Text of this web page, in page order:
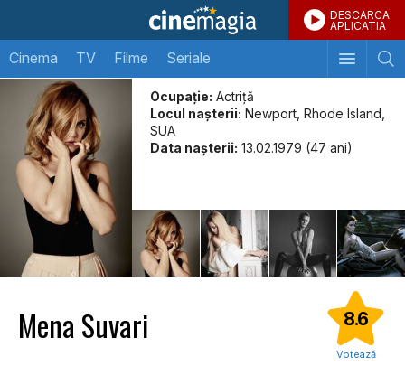
DESCARCA
APLICATIA
Cinema TV Filme Seriale
Ocupație: Actriță
Locul naşterii: Newport, Rhode Island,
SUA
Data naşterii: 13.02.1979 (47 ani)
Mena Suvari 8.6
Votează